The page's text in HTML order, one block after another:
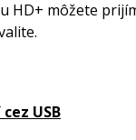
HD+ môžete
USB